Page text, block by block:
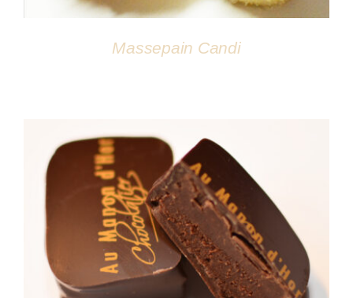
Massepain Candi
DÉTAILS